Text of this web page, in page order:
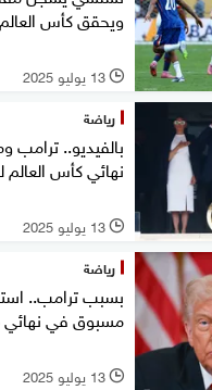
ويحقق كأس العالم
l 13 يوليو 2025
رياضة
بالفيديو.. ترامب
نهائي كأس العالم
l 13 يوليو 2025
رياضة
بسبب ترامب..
مسبوق في نهائي
l 13 يوليو 2025